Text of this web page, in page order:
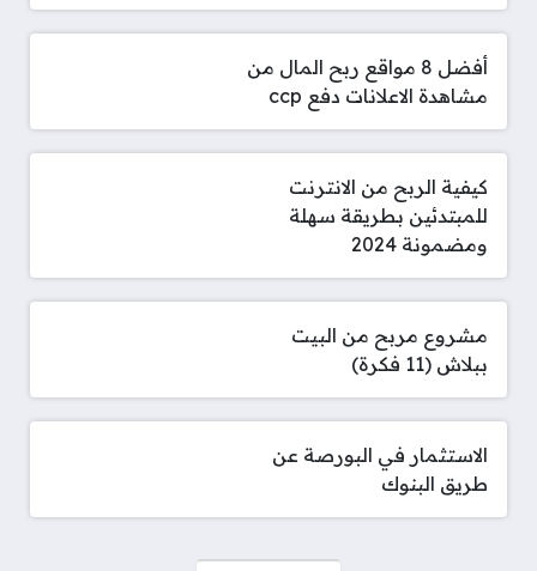
أفضل 8 مواقع ربح المال من
مشاهدة الاعلانات دفع ccp
كيفية الربح من الانترنت
للمبتدئين بطريقة سهلة
ومضمونة 2024
مشروع مربح من البيت
ببلاش (11 فكرة)
الاستثمار في البورصة عن
طريق البنوك